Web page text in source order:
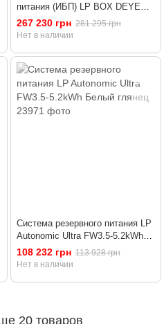
питания (ИБП) LP BOX DEYE
5kWh + АКБ 10kWh
267 230 грн 281 295 грн
Нет в наличии
Система резервного питания LP
Autonomic Ultra FW3.5-5.2kWh
Белый глянец
108 232 грн 113 928 грн
Нет в наличии
20 товаров